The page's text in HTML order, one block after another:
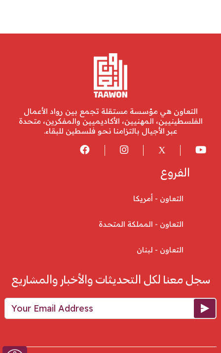
التعاون هي مؤسسة مستقلة تجمع بين رواد الأعمال
الفلسطينيين، المهنيين، الأكاديميين والمفكرين، متحدة
عبر الأجيال بالتزامنا نحو فلسطين للبقاء.
الفروع
التعاون - أمريكا
التعاون - المملكة المتحدة
التعاون - لبنان
سجل معنا لكل التحديثات والأخبار والمشاريع
Your Email Address